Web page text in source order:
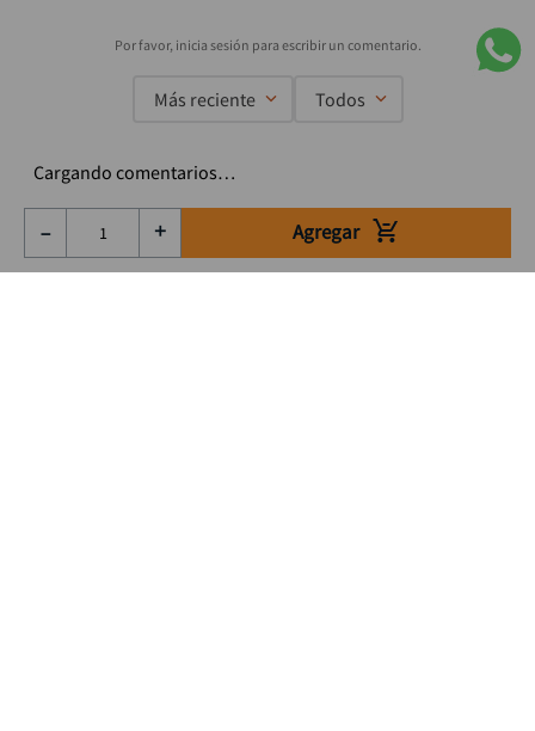
＋
－ Agregar
Más reciente Todos
Cargando comentarios…